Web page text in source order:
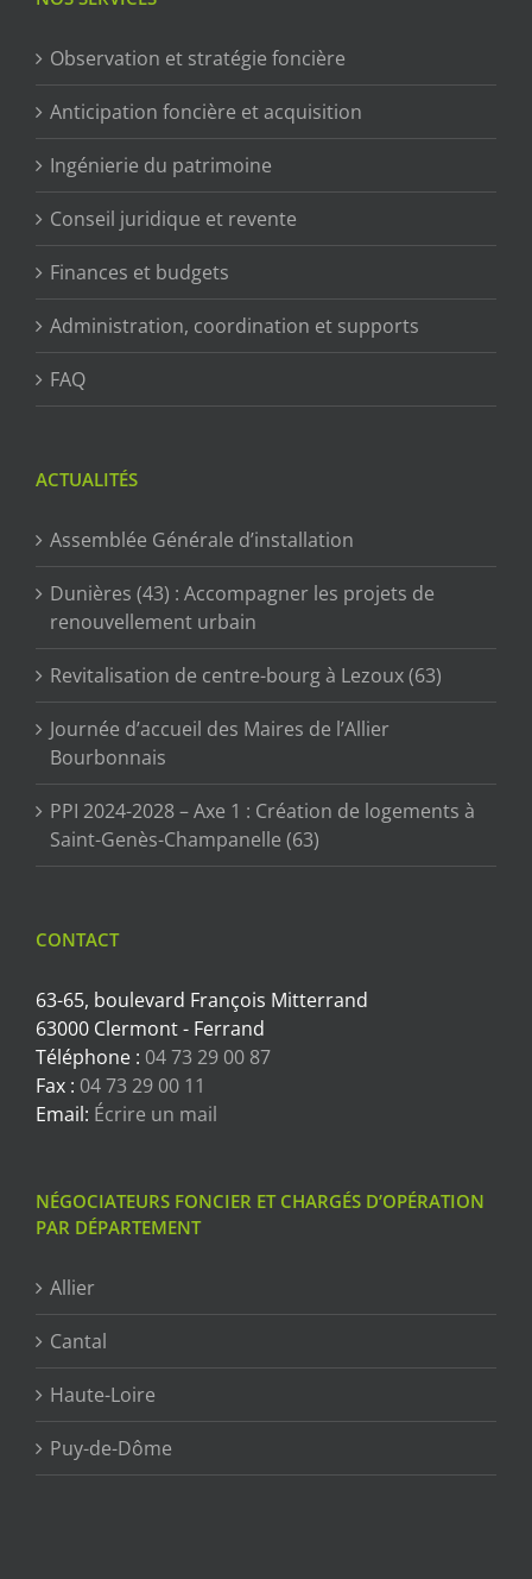
Observation et stratégie foncière
Anticipation foncière et acquisition
Ingénierie du patrimoine
Conseil juridique et revente
Finances et budgets
Administration, coordination et supports
FAQ
ACTUALITÉS
Assemblée Générale d’installation
Dunières (43) : Accompagner les projets de
renouvellement urbain
Revitalisation de centre-bourg à Lezoux (63)
Journée d’accueil des Maires de l’Allier
Bourbonnais
PPI 2024-2028 – Axe 1 : Création de logements à
Saint-Genès-Champanelle (63)
CONTACT
63-65, boulevard François Mitterrand
63000 Clermont - Ferrand
Téléphone : 04 73 29 00 87
Fax : 04 73 29 00 11
Email: Écrire un mail
NÉGOCIATEURS FONCIER ET CHARGÉS D’OPÉRATION
PAR DÉPARTEMENT
Allier
Cantal
Haute-Loire
Puy-de-Dôme